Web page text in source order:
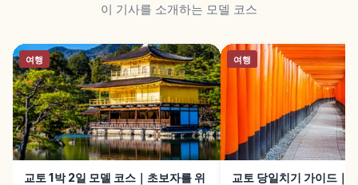
이 기사를 소개하는 모델 코스
여행
교토 1박 2일 모델 코스｜초보자를 위
여행
교토 당일치기 가이드｜